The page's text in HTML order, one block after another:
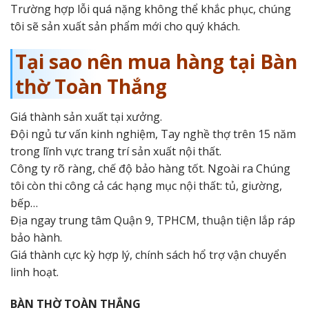
Trường hợp lỗi quá nặng không thể khắc phục, chúng
tôi sẽ sản xuất sản phẩm mới cho quý khách.
Tại sao nên mua hàng tại Bàn
thờ Toàn Thắng
Giá thành sản xuất tại xưởng.
Đội ngủ tư vấn kinh nghiệm, Tay nghề thợ trên 15 năm
trong lĩnh vực trang trí sản xuất nội thất.
Công ty rõ ràng, chế độ bảo hàng tốt. Ngoài ra Chúng
tôi còn thi công cả các hạng mục nội thất: tủ, giường,
bếp…
Địa ngay trung tâm Quận 9, TPHCM, thuận tiện lắp ráp
bảo hành.
Giá thành cực kỳ hợp lý, chính sách hổ trợ vận chuyển
linh hoạt.
BÀN THỜ TOÀN THẮNG